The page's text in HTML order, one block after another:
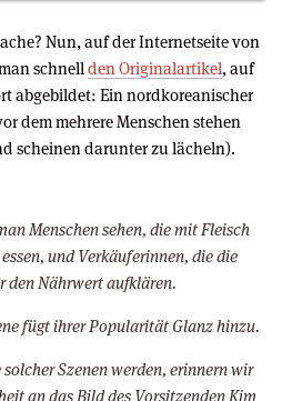
Nun, auf der Internetseite von
schnell den Originalartikel, auf
abgebildet: Ein nordkoreanischer
dem mehrere Menschen stehen
scheinen darunter zu lächeln).
Menschen sehen, die mit Fleisch
und Verkäuferinnen, die die
den Nährwert aufklären.
fügt ihrer Popularität Glanz hinzu.
Szenen werden, erinnern wir
an das Bild des Vorsitzenden Kim